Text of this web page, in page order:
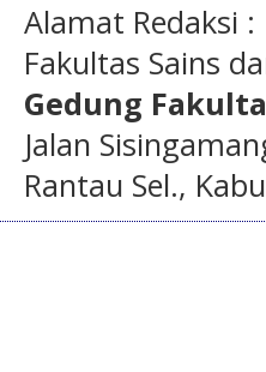
Alamat Redaksi :
Fakultas Sains
Gedung
Jalan
Rantau Sel.,